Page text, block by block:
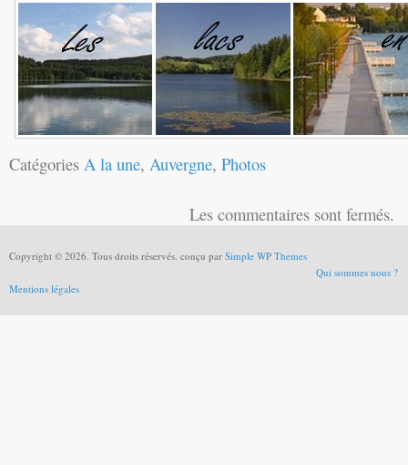
Catégories A la une, Auvergne, Photos
Les commentaires sont fermés.
Copyright © 2026. Tous droits réservés. conçu par Simple WP Themes
Qui sommes nous ?
Mentions légales